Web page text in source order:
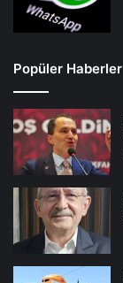
Popüler Haberler